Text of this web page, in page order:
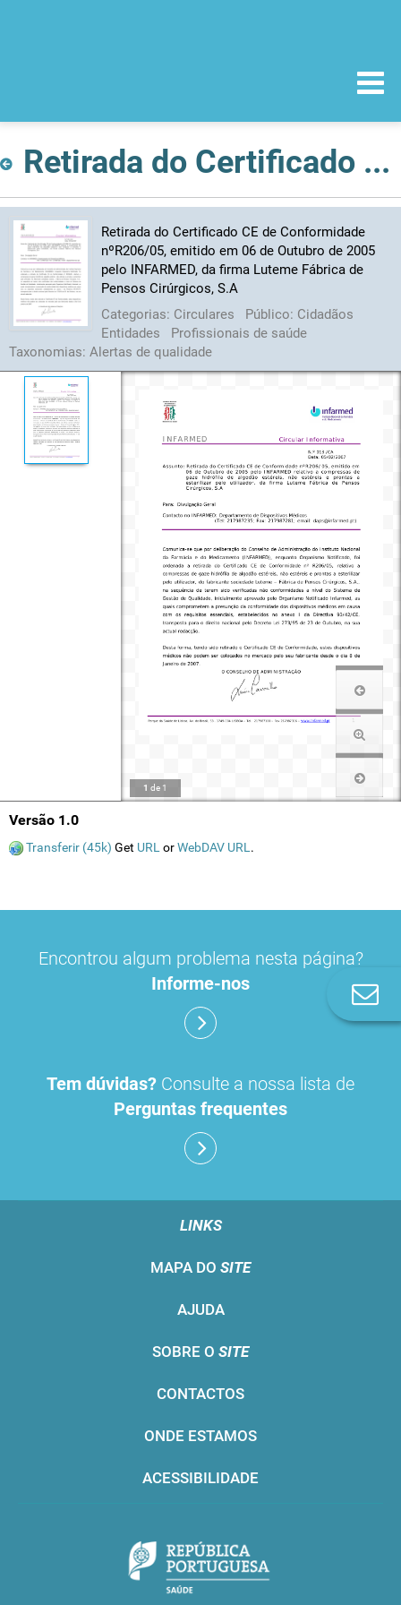
Retirada do Certificado CE de Conformidade nºR206/05, emitido em 06 de Outubro de 2005 pelo INFARMED, da firma Luteme Fábrica de Pensos Cirúrgicos, S.A
Retirada do Certificado CE de Conformidade
nºR206/05, emitido em 06 de Outubro de 2005
pelo INFARMED, da firma Luteme Fábrica de
Pensos Cirúrgicos, S.A
Categorias: Circulares Público: Cidadãos
Entidades
Profissionais de saúde
Taxonomias: Alertas de qualidade
1 de 1
Versão 1.0
Transferir (45k) Get URL orWebDAV URL .
Encontrou algum problema nesta página?
Informe-nos
Tem dúvidas? Consulte a nossa lista de
Perguntas frequentes
LINKS
MAPA DO SITE
AJUDA
SOBRE O SITE
CONTACTOS
ONDE ESTAMOS
ACESSIBILIDADE